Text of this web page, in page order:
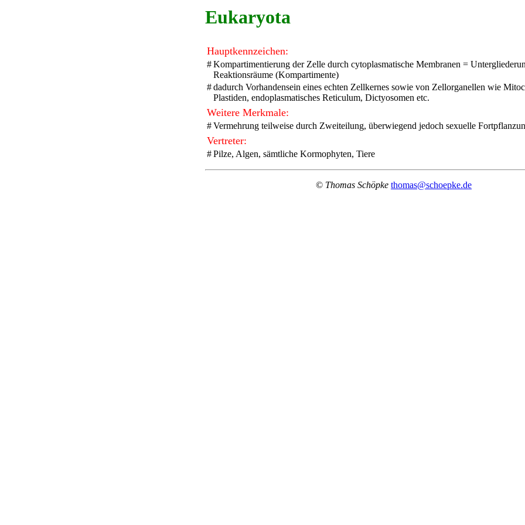
Eukaryota
Hauptkennzeichen:
#Kompartimentierung der Zelle durch cytoplasmatische Membranen =
Reaktionsräume (Kompartimente)
#dadurch Vorhandensein eines echten Zellkernes sowie von Zellorganellen wie
Plastiden, endoplasmatisches Reticulum, Dictyosomen etc.
Weitere Merkmale:
#Vermehrung teilweise durch Zweiteilung, überwiegend jedoch sexuelle
Vertreter:
#Pilze, Algen, sämtliche Kormophyten, Tiere
© Thomas Schöpke thomas@schoepke.de